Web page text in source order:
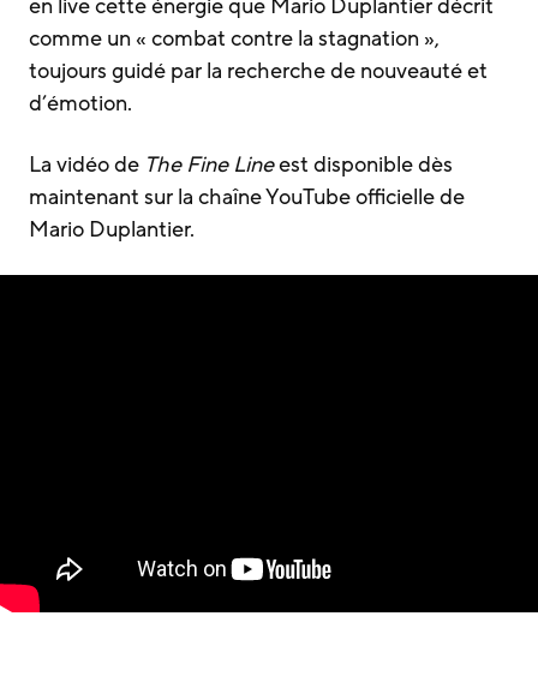
comme un « combat contre la stagnation »,
toujours guidé par la recherche de nouveauté et
d’émotion.
La vidéo de The Fine Lineest disponible dès
maintenant sur la chaîne YouTube officielle de
Mario Duplantier.